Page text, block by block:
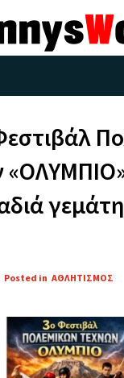
Posted in ΑΘΛΗΤΙΣΜΟΣ